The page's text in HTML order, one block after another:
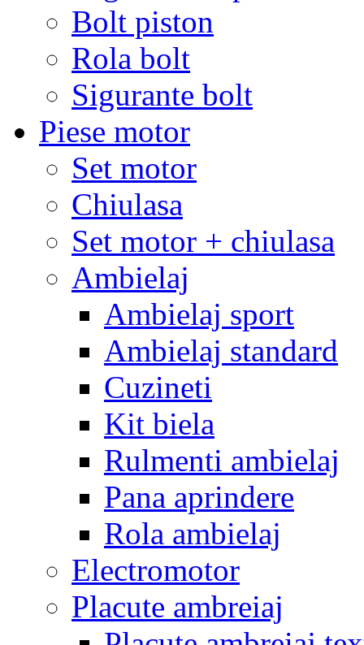
Bolt piston
Rola bolt
Sigurante bolt
Piese motor
Set motor
Chiulasa
Set motor + chiulasa
Ambielaj
Ambielaj sport
Ambielaj standard
Cuzineti
Kit biela
Rulmenti ambielaj
Pana aprindere
Rola ambielaj
Electromotor
Placute ambreiaj